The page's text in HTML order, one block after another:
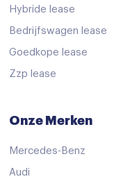
Hybride lease
Bedrijfswagen lease
Goedkope lease
Zzp lease
Onze Merken
Mercedes-Benz
Audi